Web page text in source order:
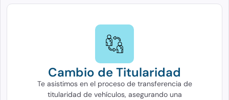
Cambio de Titularidad
Te asistimos en el proceso de transferencia de
titularidad de vehículos, asegurando una